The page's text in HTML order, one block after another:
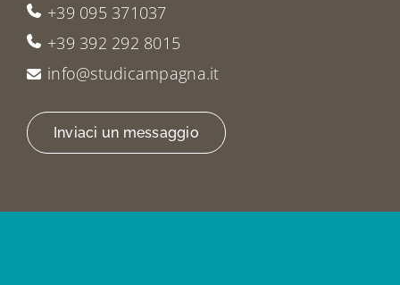
+39 095 371037
+39 392 292 8015
info@studicampagna.it
Inviaci un messaggio